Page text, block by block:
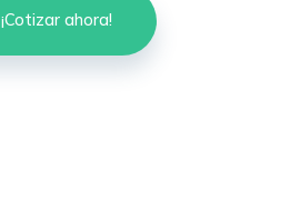
¡Cotizar ahora!